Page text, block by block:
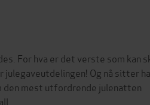
For hva er det verste som kan
Og nå sitter
mest utfordrende julenatten